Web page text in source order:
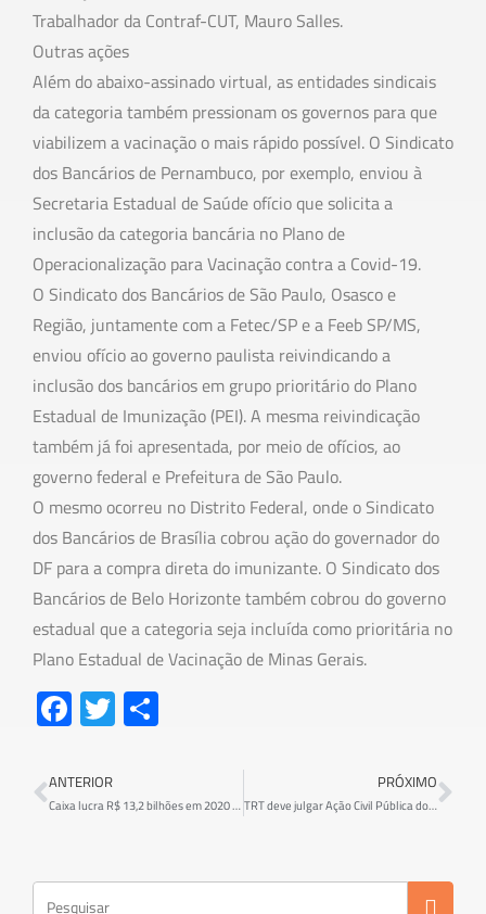
Trabalhador da Contraf-CUT, Mauro Salles.
Outras ações
Além do abaixo-assinado virtual, as entidades sindicais
da categoria também pressionam os governos para que
viabilizem a vacinação o mais rápido possível. O Sindicato
dos Bancários de Pernambuco, por exemplo, enviou à
Secretaria Estadual de Saúde ofício que solicita a
inclusão da categoria bancária no Plano de
Operacionalização para Vacinação contra a Covid-19.
O Sindicato dos Bancários de São Paulo, Osasco e
Região, juntamente com a Fetec/SP e a Feeb SP/MS,
enviou ofício ao governo paulista reivindicando a
inclusão dos bancários em grupo prioritário do Plano
Estadual de Imunização (PEI). A mesma reivindicação
também já foi apresentada, por meio de ofícios, ao
governo federal e Prefeitura de São Paulo.
O mesmo ocorreu no Distrito Federal, onde o Sindicato
dos Bancários de Brasília cobrou ação do governador do
DF para a compra direta do imunizante. O Sindicato dos
Bancários de Belo Horizonte também cobrou do governo
estadual que a categoria seja incluída como prioritária no
Plano Estadual de Vacinação de Minas Gerais.
Fa
ce
b
o
T
wi
er e
ANTERIOR
Caixa lucra R$ 13,2 bilhões em 2020 e ainda querem privatizar
PRÓXIMO
TRT deve julgar Ação Civil Pública do concurso 2014 da Caixa no próximo dia 7 de abril